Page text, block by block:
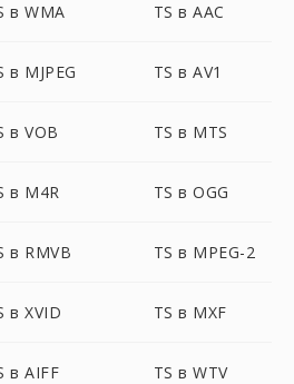
в WMA TS в AAC
в MJPEG TS в AV1
в VOB TS в MTS
в M4R TS в OGG
в RMVB TS в MPEG-2
в XVID TS в MXF
в AIFF TS в WTV